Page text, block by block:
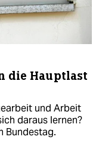
die Hauptlast
und Arbeit
daraus lernen?
Bundestag.